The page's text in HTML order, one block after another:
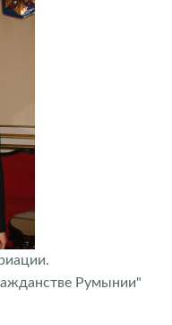
Румынии"